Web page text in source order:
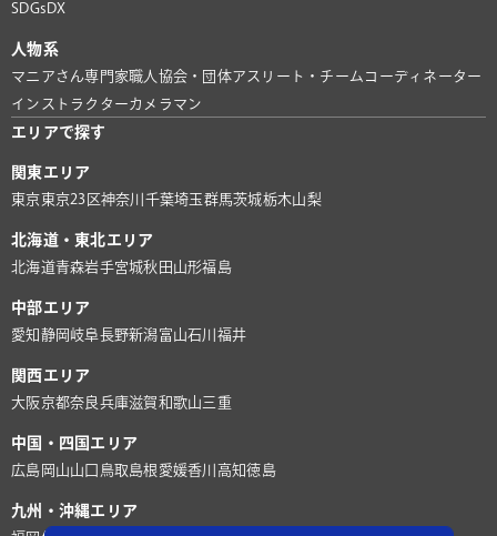
SDGs DX
人物系
マニアさん専門家 職人 協会・団体アスリート・チーム コーディネーター
インストラクターカメラマン
エリアで探す
関東エリア
東京 東京23区神奈川 千葉埼玉群馬茨城栃木山梨
北海道・東北エリア
北海道青森岩手宮城秋田 山形福島
中部エリア
愛知 静岡 岐阜長野新潟富山石川 福井
関西エリア
大阪京都奈良兵庫滋賀和歌山 三重
中国・四国エリア
広島 岡山山口 鳥取島根 愛媛香川 高知徳島
九州・沖縄エリア